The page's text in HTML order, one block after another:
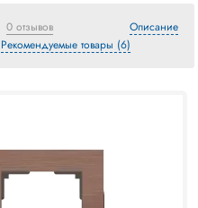
0 отзывов
Описание
Рекомендуемые товары (6)